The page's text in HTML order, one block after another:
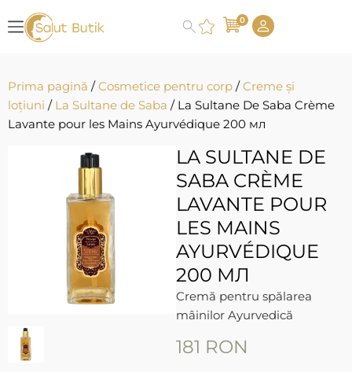
0
Prima pagină /Cosmetice pentru corp /Creme și
loțiuni / La Sultane de Saba / La Sultane De Saba Crème
Lavante pour les Mains Ayurvédique 200 мл
LA SULTANE DE
SABA CRÈME
LAVANTE POUR
LES MAINS
AYURVÉDIQUE
200 МЛ
Cremă pentru spălarea
mâinilor Ayurvedică
181 RON